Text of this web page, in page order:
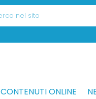
CONTENUTI ONLINE